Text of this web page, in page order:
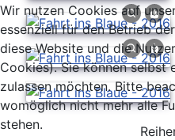
Wir nutzen Cookies auf
essenziell für den Betrieb
diese Website und die
Cookies). Sie können selbst
zulassen möchten. Bitte
womöglich nicht mehr alle
stehen.